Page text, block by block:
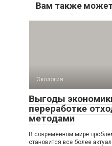
Вам также
Экология
Выгоды
переработке
методами
В современном мире
становится все более